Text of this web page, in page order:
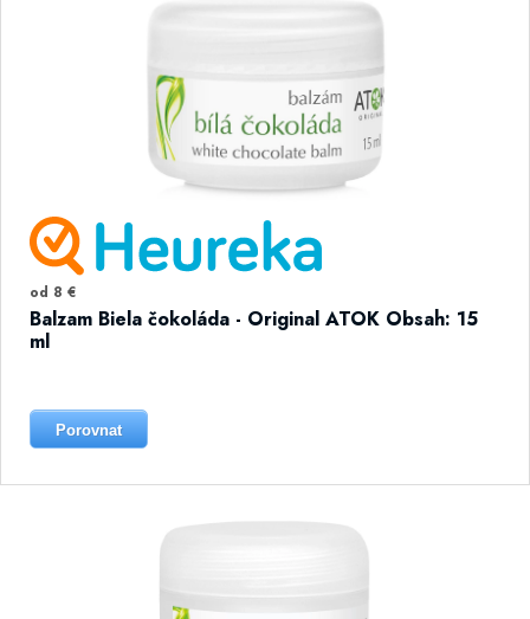
od 8 €
Balzam Biela čokoláda - Original ATOK Obsah: 15
ml
Porovnat